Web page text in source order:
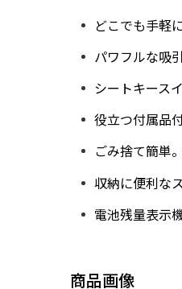
どこでも手軽
パワフルな吸
シートキース
役立つ付属品
ごみ捨て簡単
収納に便利な
電池残量表示
商品画像